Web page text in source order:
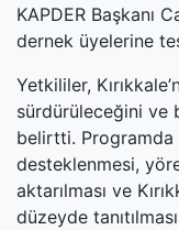
KAPDER Başkanı
dernek üyelerine
Yetkililer,
sürdürüleceğini ve
belirtti. Programda
desteklenmesi,
aktarılması ve
düzeyde